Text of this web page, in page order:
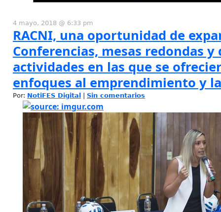
4 mayo, 2018 @ 6:33 pm
RACNI, una oportunidad de
Conferencias, mesas redondas y
actividades en las que se
enfoques al emprendimiento y
Por: NotiFES Digital Sin comentarios